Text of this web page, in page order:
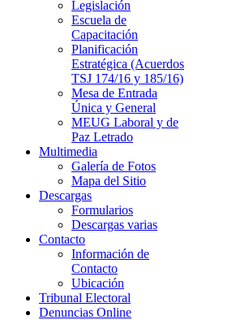
Legislación
Escuela de
Capacitación
Planificación
Estratégica (Acuerdos
TSJ 174/16 y 185/16)
Mesa de Entrada
Única y General
MEUG Laboral y de
Paz Letrado
Multimedia
Galería de Fotos
Mapa del Sitio
Descargas
Formularios
Descargas varias
Contacto
Información de
Contacto
Ubicación
Tribunal Electoral
Denuncias Online